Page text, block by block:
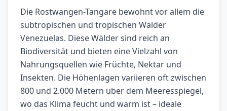
Die Rostwangen-Tangare bewohnt vor allem die
subtropischen und tropischen Wälder
Venezuelas. Diese Wälder sind reich an
Biodiversität und bieten eine Vielzahl von
Nahrungsquellen wie Früchte, Nektar und
Insekten. Die Höhenlagen variieren oft zwischen
800 und 2.000 Metern über dem Meeresspiegel,
wo das Klima feucht und warm ist – ideale